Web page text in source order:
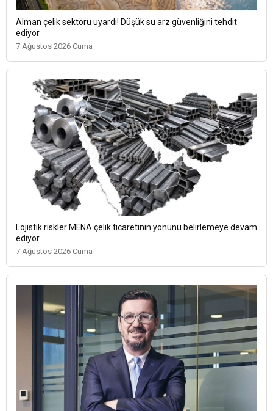
Alman çelik sektörü uyardı! Düşük su arz güvenliğini tehdit
ediyor
7 Ağustos 2026 Cuma
Lojistik riskler MENA çelik ticaretinin yönünü belirlemeye devam
ediyor
7 Ağustos 2026 Cuma